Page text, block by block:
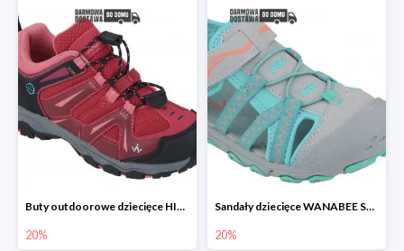
Buty outdoorowe dziecięce HIKE 200 2 LOW KID ROSE
20%
Sandały dziecięce WANABEE SAND 300 GRIS TURQUOISE
20%